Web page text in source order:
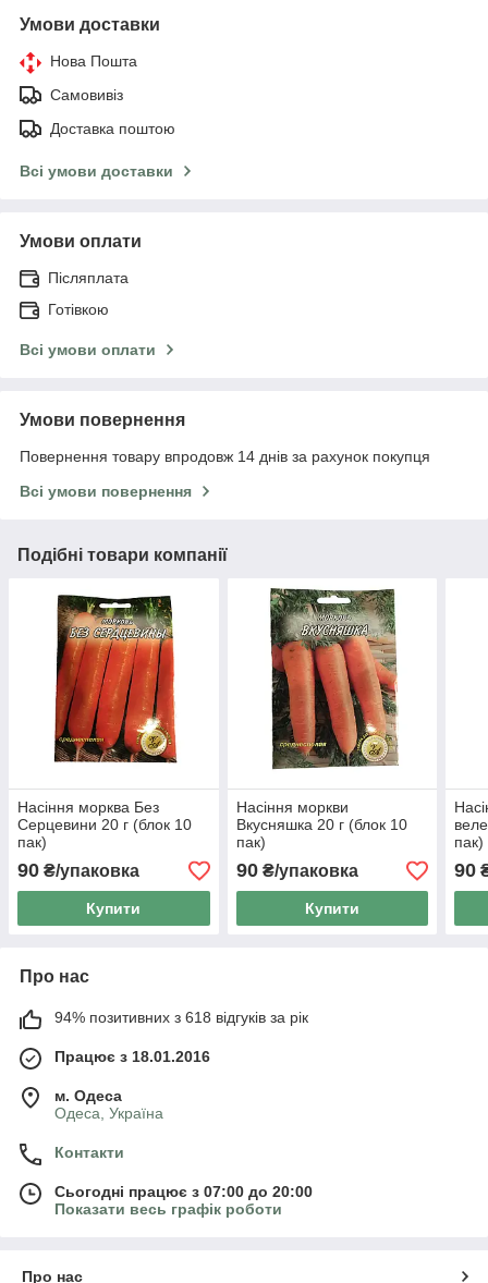
Умови доставки
Нова Пошта
Самовивіз
Доставка поштою
Всі умови доставки
Умови оплати
Післяплата
Готівкою
Всі умови оплати
Умови повернення
Повернення товару впродовж 14 днів за рахунок покупця
Всі умови повернення
Подібні товари компанії
Насіння морква Без
Серцевини 20 г (блок 10
пак)
90 ₴/упаковка
Купити
Насіння моркви
Вкусняшка 20 г (блок 10
пак)
90₴/упаковка
Купити
пак)
90
Про нас
94% позитивних з 618 відгуків за рік
Працює з 18.01.2016
м. Одеса
Одеса, Україна
Контакти
Сьогодні працює з 07:00 до 20:00
Показати весь графік роботи
Про нас